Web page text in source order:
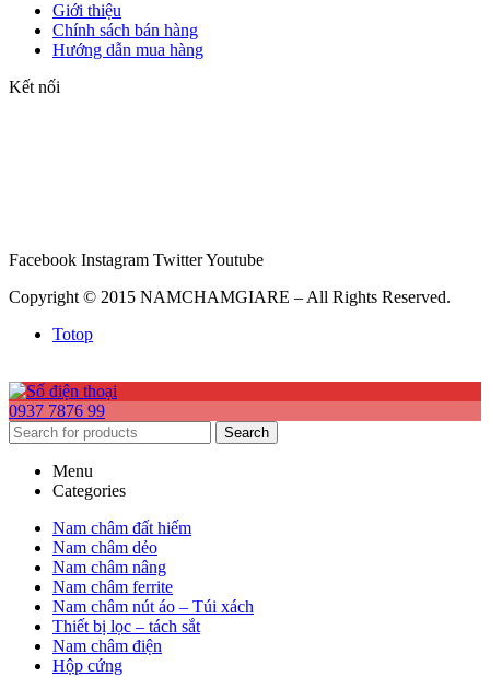
Giới thiệu
Chính sách bán hàng
Hướng dẫn mua hàng
Kết nối
Facebook Instagram TwitterYoutube
Copyright © 2015 NAMCHAMGIARE – All Rights Reserved.
Totop
0937 7876 99
Search
Menu
Categories
Nam châm đất hiếm
Nam châm dẻo
Nam châm nâng
Nam châm ferrite
Nam châm nút áo – Túi xách
Thiết bị lọc – tách sắt
Nam châm điện
Hộp cứng